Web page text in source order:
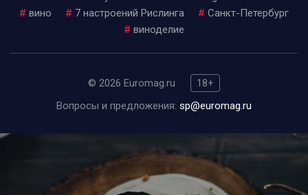
# вино # 7 настроений Рислинга # Санкт-Петербург
# виноделие
© 2026 Euromag.ru
18+
Вопросы и предложения: sp@euromag.ru